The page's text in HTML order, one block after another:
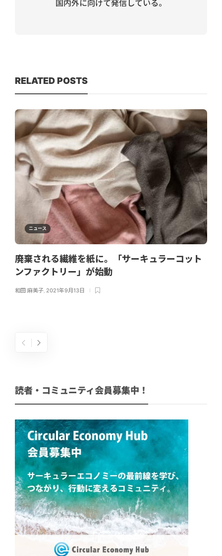
国内外に向けて発信している。
RELATED POSTS
ニュース
廃棄される繊維を紙に。「サーキュラーコット
ンファクトリー」が始動
和田 麻美子, 2021年9月13日
読者・コミュニティ会員募集中！